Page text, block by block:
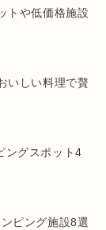
トや低価格施設
いしい料理で贅
ングスポット4
ピング施設8選